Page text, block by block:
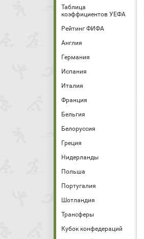
Таблица
коэффициентов УЕФА
Рейтинг ФИФА
Англия
Германия
Испания
Италия
Франция
Бельгия
Белоруссия
Греция
Нидерланды
Польша
Португалия
Шотландия
Трансферы
Кубок конфедераций